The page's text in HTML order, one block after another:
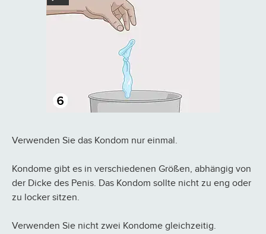
Verwenden Sie das Kondom nur einmal.
Kondome gibt es in verschiedenen Größen, abhängig von
der Dicke des Penis. Das Kondom sollte nicht zu eng oder
zu locker sitzen.
Verwenden Sie nicht zwei Kondome gleichzeitig.